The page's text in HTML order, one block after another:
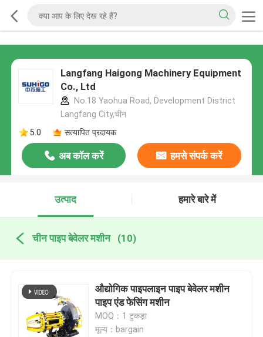
Langfang Haigong Machinery Equipment
Co., Ltd
No.18 Yaohua Road, Development District
Langfang City,चीन
5.0
सत्यापित प्रदायक
अब कॉल करें हमसे संपर्क करें
उत्पाद हमारे बारे में
चीन पाइप बेवेलर मशीन (10)
औद्योगिक पाइपलाइन पाइप बेवेलर मशीन
पाइप एंड फेसिंग मशीन
MOQ：1 टुकड़ा
मूल्य：bargain